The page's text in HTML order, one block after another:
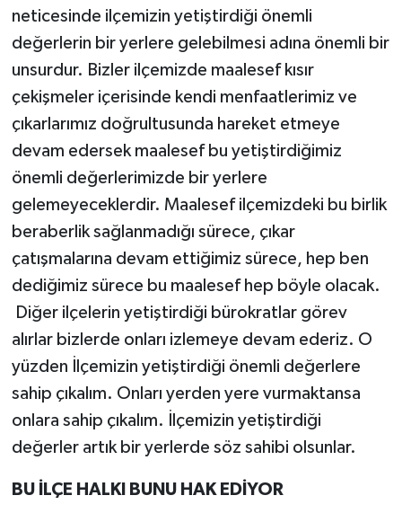
neticesinde ilçemizin yetiştirdiği önemli
değerlerin bir yerlere gelebilmesi adına önemli bir
unsurdur. Bizler ilçemizde maalesef kısır
çekişmeler içerisinde kendi menfaatlerimiz ve
çıkarlarımız doğrultusunda hareket etmeye
devam edersek maalesef bu yetiştirdiğimiz
önemli değerlerimizde bir yerlere
gelemeyeceklerdir. Maalesef ilçemizdeki bu birlik
beraberlik sağlanmadığı sürece, çıkar
çatışmalarına devam ettiğimiz sürece, hep ben
dediğimiz sürece bu maalesef hep böyle olacak.
Diğer ilçelerin yetiştirdiği bürokratlar görev
alırlar bizlerde onları izlemeye devam ederiz. O
yüzden İlçemizin yetiştirdiği önemli değerlere
sahip çıkalım. Onları yerden yere vurmaktansa
onlara sahip çıkalım. İlçemizin yetiştirdiği
değerler artık bir yerlerde söz sahibi olsunlar.
BU İLÇE HALKI BUNU HAK EDİYOR